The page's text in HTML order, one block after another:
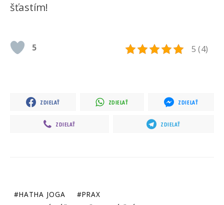
šťastím!
5 (4)
5
ZDIELAŤ ZDIELAŤ ZDIELAŤ
ZDIELAŤ ZDIELAŤ
HATHA JOGA
PRAX